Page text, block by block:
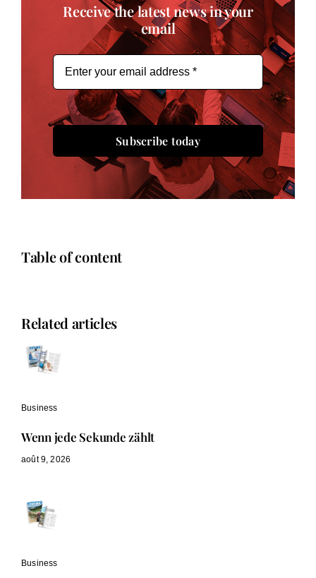
Receive the latest news in your
email
Subscribe today
Table of content
Related articles
Business
Wenn jede Sekunde zählt
août 9, 2026
Business